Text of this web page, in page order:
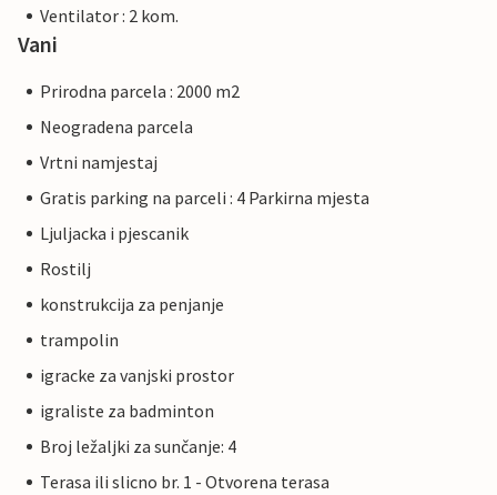
Ventilator : 2 kom.
Vani
Prirodna parcela : 2000 m2
Neogradena parcela
Vrtni namjestaj
Gratis parking na parceli : 4 Parkirna mjesta
Ljuljacka i pjescanik
Rostilj
konstrukcija za penjanje
trampolin
igracke za vanjski prostor
igraliste za badminton
Broj ležaljki za sunčanje: 4
Terasa ili slicno br. 1 - Otvorena terasa